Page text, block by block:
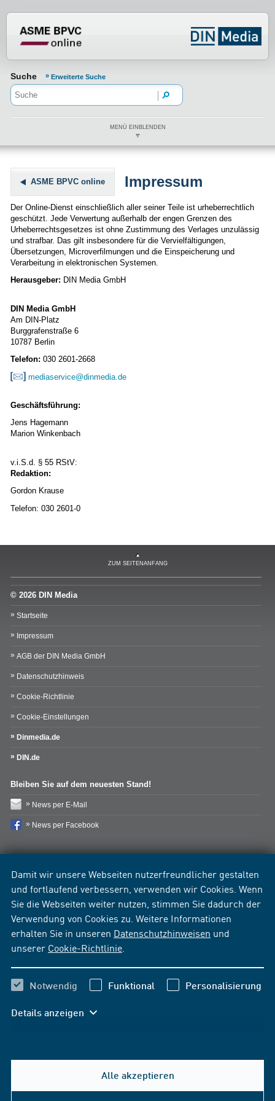
Damit wir unsere Webseiten nutzerfreundlicher gestalten
und fortlaufend verbessern, verwenden wir Cookies. Wenn
Sie die Webseiten weiter nutzen, stimmen Sie dadurch der
Verwendung von Cookies zu. Weitere Informationen
erhalten Sie in unseren Datenschutzhinweisen und
unserer Cookie-Richtlinie
Notwendig Funktional Personalisierung
Details anzeigen
Alle akzeptieren
Suche Erweiterte Suche
MENÜ EINBLENDEN
ASME BPVC online Impressum
Der Online-Dienst einschließlich aller seiner Teile ist urheberrechtlich
geschützt. Jede Verwertung außerhalb der engen Grenzen des
Urheberrechtsgesetzes ist ohne Zustimmung des Verlages unzulässig
und strafbar. Das gilt insbesondere für die Vervielfältigungen,
Übersetzungen, Microverfilmungen und die Einspeicherung und
Verarbeitung in elektronischen Systemen.
Herausgeber: DIN Media GmbH
DIN Media GmbH
Am DIN-Platz
Burggrafenstraße 6
10787 Berlin
Telefon: 030 2601-2668
mediaservice@dinmedia.de
Geschäftsführung:
Jens Hagemann
Marion Winkenbach
v.i.S.d. § 55 RStV:
Redaktion:
Gordon Krause
Telefon: 030 2601-0
ZUM SEITENANFANG
© 2026 DIN Media
Startseite
Impressum
AGB der DIN Media GmbH
Datenschutzhinweis
Cookie-Richtlinie
Cookie-Einstellungen
Dinmedia.de
DIN.de
Bleiben Sie auf dem neuesten Stand!
News per E-Mail
News per Facebook
Hilfe & Kontakt